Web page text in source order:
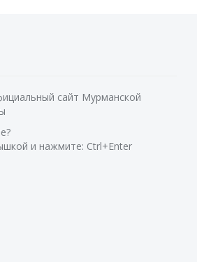
сайт Мурманской
и нажмите: Ctrl+Enter